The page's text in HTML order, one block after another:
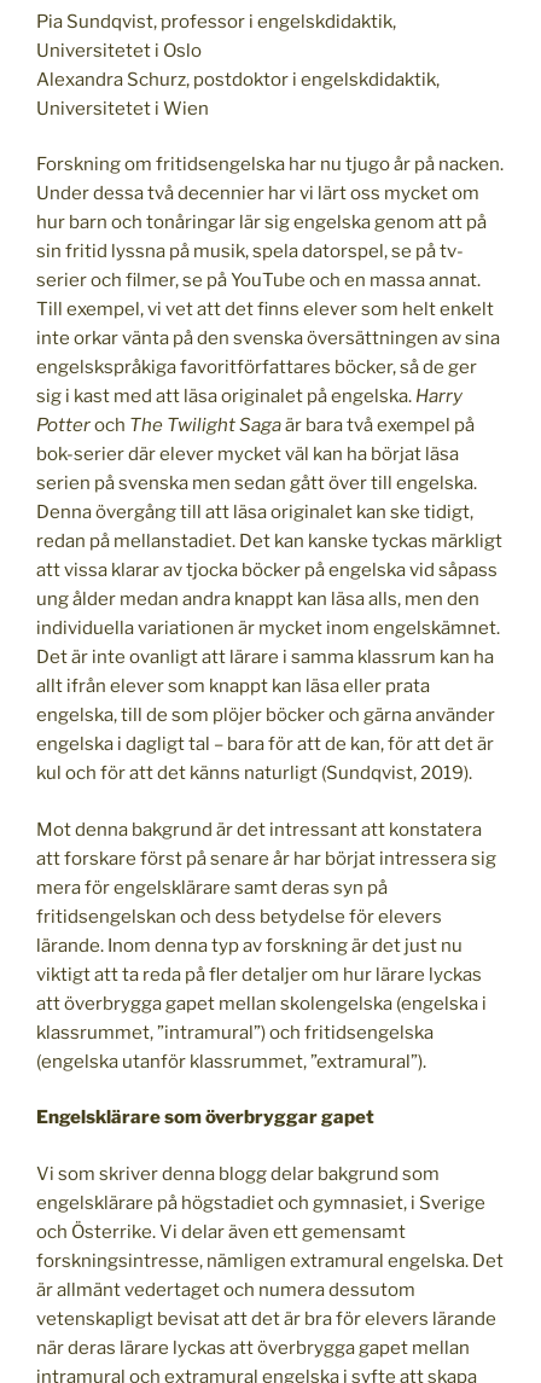
Pia Sundqvist, professor i engelskdidaktik,
Universitetet i Oslo
Alexandra Schurz, postdoktor i engelskdidaktik,
Universitetet i Wien
Forskning om fritidsengelska har nu tjugo år på nacken.
Under dessa två decennier har vi lärt oss mycket om
hur barn och tonåringar lär sig engelska genom att på
sin fritid lyssna på musik, spela datorspel, se på tv-
serier och filmer, se på YouTube och en massa annat.
Till exempel, vi vet att det finns elever som helt enkelt
inte orkar vänta på den svenska översättningen av sina
engelskspråkiga favoritförfattares böcker, så de ger
sig i kast med att läsa originalet på engelska. Harry
Potteroch The Twilight Sagaär bara två exempel på
bok-serier där elever mycket väl kan ha börjat läsa
serien på svenska men sedan gått över till engelska.
Denna övergång till att läsa originalet kan ske tidigt,
redan på mellanstadiet. Det kan kanske tyckas märkligt
att vissa klarar av tjocka böcker på engelska vid såpass
ung ålder medan andra knappt kan läsa alls, men den
individuella variationen är mycket inom engelskämnet.
Det är inte ovanligt att lärare i samma klassrum kan ha
allt ifrån elever som knappt kan läsa eller prata
engelska, till de som plöjer böcker och gärna använder
engelska i dagligt tal – bara för att de kan, för att det är
kul och för att det känns naturligt (Sundqvist, 2019).
Mot denna bakgrund är det intressant att konstatera
att forskare först på senare år har börjat intressera sig
mera för engelsklärare samt deras syn på
fritidsengelskan och dess betydelse för elevers
lärande. Inom denna typ av forskning är det just nu
viktigt att ta reda på fler detaljer om hur lärare lyckas
att överbrygga gapet mellan skolengelska (engelska i
klassrummet, ”intramural”) och fritidsengelska
(engelska utanför klassrummet, ”extramural”).
Engelsklärare som överbryggar gapet
Vi som skriver denna blogg delar bakgrund som
engelsklärare på högstadiet och gymnasiet, i Sverige
och Österrike. Vi delar även ett gemensamt
forskningsintresse, nämligen extramural engelska. Det
är allmänt vedertaget och numera dessutom
vetenskapligt bevisat att det är bra för elevers lärande
när deras lärare lyckas att överbrygga gapet mellan
intramural och extramural engelska i syfte att skapa